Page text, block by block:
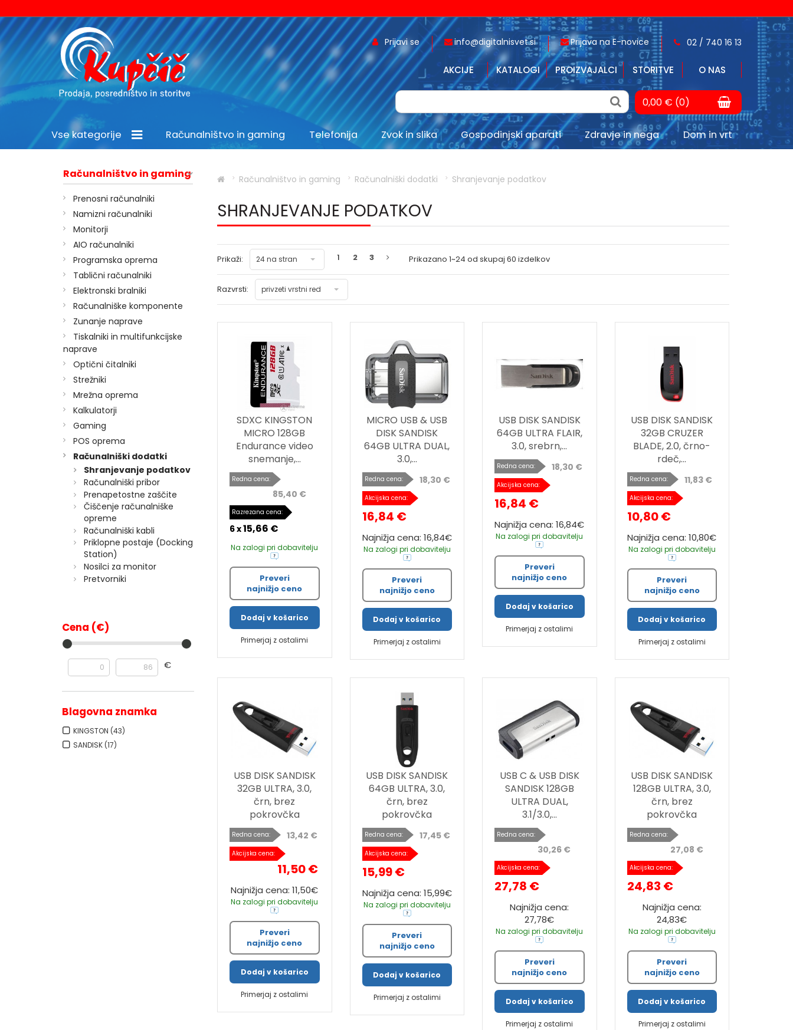
Prijavi se info@digitalnisvet.si Prijava na E-novice 02 / 740 16 13
AKCIJE KATALOGI PROIZVAJALCI STORITVE O NAS
0,00 € (0)
Vse kategorije Računalništvo in gaming Telefonija Zvok in slika Gospodinjski aparati Zdravje in nega Dom in vrt
Računalništvo in gaming
Prenosni računalniki
Namizni računalniki
Monitorji
AIO računalniki
Programska oprema
Tablični računalniki
Elektronski bralniki
Računalniške komponente
Zunanje naprave
Tiskalniki in multifunkcijske
naprave
Optični čitalniki
Strežniki
Mrežna oprema
Kalkulatorji
Gaming
POS oprema
Računalniški dodatki
Shranjevanje podatkov
Računalniški pribor
Prenapetostne zaščite
Čiščenje računalniške
opreme
Računalniški kabli
Priklopne postaje (Docking
Station)
Nosilci za monitor
Pretvorniki
Cena (€)
€
Blagovna znamka
KINGSTON (43)
SANDISK (17)
Računalništvo in gaming Računalniški dodatki Shranjevanje podatkov
SHRANJEVANJE PODATKOV
Prikaži: 24 na stran 1 2 3 Prikazano1~24 od skupaj60 izdelkov
Razvrsti: privzeti vrstni red
SDXC KINGSTON
MICRO 128GB
Endurance video
snemanje,...
Redna cena:
85,40 €
Razrezana cena:
6 x15,66 €
Na zalogi pri dobavitelju
Preveri
najnižjo ceno
Dodaj v košarico
Primerjaj z ostalimi
MICRO USB & USB
DISK SANDISK
64GB ULTRA DUAL,
3.0,...
Redna cena: 18,30 €
Akcijska cena:
16,84 €
Najnižja cena: 16,84€
Na zalogi pri dobavitelju
Preveri
najnižjo ceno
Dodaj v košarico
Primerjaj z ostalimi
USB DISK SANDISK
64GB ULTRA FLAIR,
3.0, srebrn,...
Redna cena: 18,30 €
Akcijska cena:
16,84 €
Najnižja cena: 16,84€
Na zalogi pri dobavitelju
Preveri
najnižjo ceno
Dodaj v košarico
Primerjaj z ostalimi
USB DISK SANDISK
32GB CRUZER
BLADE, 2.0, črno-
rdeč,...
Redna cena: 11,83 €
Akcijska cena:
10,80 €
Najnižja cena: 10,80€
Na zalogi pri dobavitelju
Preveri
najnižjo ceno
Dodaj v košarico
Primerjaj z ostalimi
USB DISK SANDISK
32GB ULTRA, 3.0,
črn, brez
pokrovčka
Redna cena: 13,42 €
Akcijska cena:
11,50 €
Najnižja cena: 11,50€
Na zalogi pri dobavitelju
Preveri
najnižjo ceno
Dodaj v košarico
Primerjaj z ostalimi
USB DISK SANDISK
64GB ULTRA, 3.0,
črn, brez
pokrovčka
Redna cena: 17,45 €
Akcijska cena:
15,99 €
Najnižja cena: 15,99€
Na zalogi pri dobavitelju
Preveri
najnižjo ceno
Dodaj v košarico
Primerjaj z ostalimi
USB C & USB DISK
SANDISK 128GB
ULTRA DUAL,
3.1/3.0,...
Redna cena:
30,26 €
Akcijska cena:
27,78 €
Najnižja cena:
27,78€
Na zalogi pri dobavitelju
Preveri
najnižjo ceno
Dodaj v košarico
Primerjaj z ostalimi
USB DISK SANDISK
128GB ULTRA, 3.0,
črn, brez
pokrovčka
Redna cena:
27,08 €
Akcijska cena:
24,83 €
Najnižja cena:
24,83€
Na zalogi pri dobavitelju
Preveri
najnižjo ceno
Dodaj v košarico
Primerjaj z ostalimi